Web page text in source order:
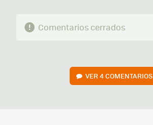
Comentarios cerrados
VER4 COMENTARIOS